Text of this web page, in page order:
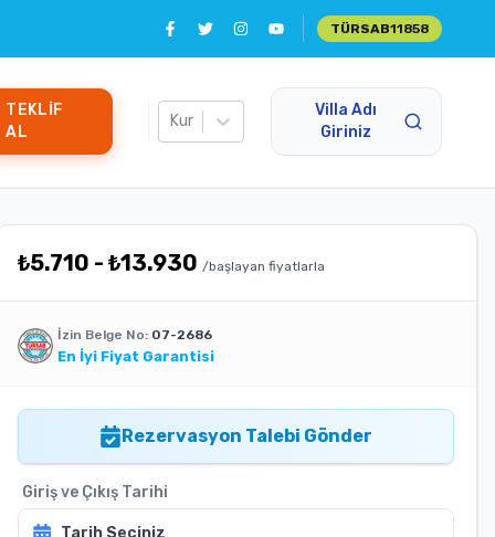
TÜRSAB11858
TEKLIF
AL
Kur
Villa Adı
Giriniz
₺5.710 - ₺13.930 /başlayan fiyatlarla
İzin Belge No: 07-2686
En İyi Fiyat Garantisi
Rezervasyon Talebi Gönder
Giriş ve Çıkış Tarihi
Tarih Seçiniz